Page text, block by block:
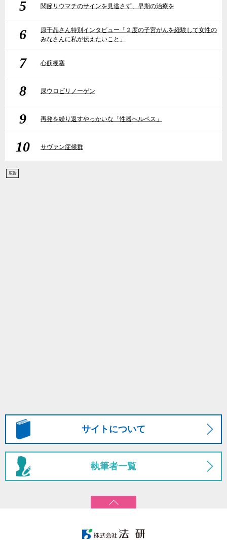
5 関節リウマチのサインを見逃さず、早期の治療を
6
原千晶さん特別インタビュー「２度の子宮がんを経験して女性の
みなさんに私が伝えたいこと」
7 心筋梗塞
8 尿ウロビリノーゲン
9 再発を繰り返すやっかいな「性器ヘルペス」
10 サヴァン症候群
広告
サイトについて
執筆者一覧